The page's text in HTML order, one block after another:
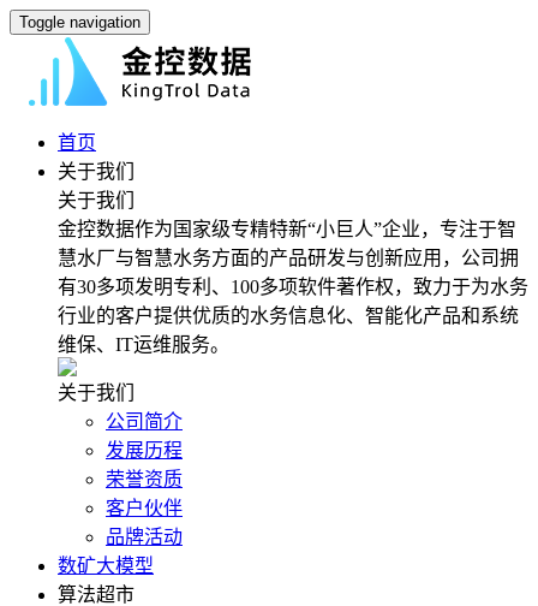
Toggle navigation
首页
关于我们
关于我们
金控数据作为国家级专精特新“小巨人”企业，专注于智
慧水厂与智慧水务方面的产品研发与创新应用，公司拥
有30多项发明专利、100多项软件著作权，致力于为水务
行业的客户提供优质的水务信息化、智能化产品和系统
维保、IT运维服务。
关于我们
公司简介
发展历程
荣誉资质
客户伙伴
品牌活动
数矿大模型
算法超市